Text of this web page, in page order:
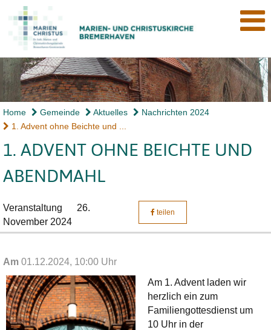
Home Gemeinde Aktuelles
Nachrichten 2024
1. Advent ohne Beichte und ...
1. ADVENT OHNE BEICHTE UND
ABENDMAHL
Veranstaltung
26.
November 2024
teilen
Am 01.12.2024, 10:00 Uhr
Am 1. Advent laden wir
herzlich ein zum
Familiengottesdienst um
10 Uhr in der